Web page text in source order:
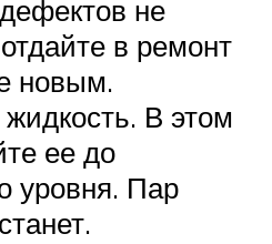
не
в ремонт
новым.
В этом
ее до
уровня. Пар